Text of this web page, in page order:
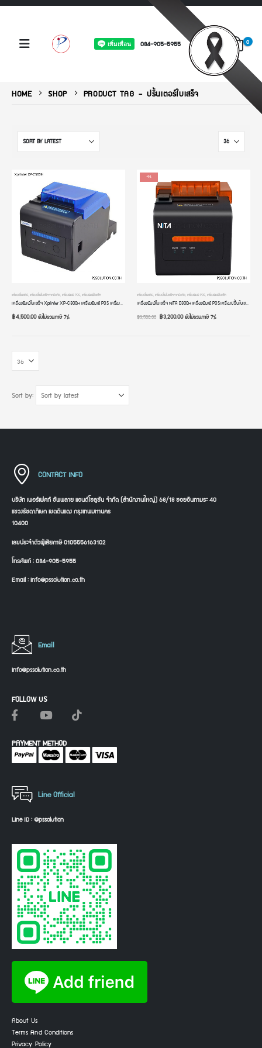
084-905-5955 0
HOME SHOP PRODUCT TAG -ปริ้นเตอร์ใบเสร็จ
เครื่องปริ้นสลิป เครื่องปริ้นใบเสร็จจากมือถือ เครื่องพิมพ์ POS เครื่องพิมพ์ใบเสร็จ
เครื่องพิมพ์ใบเสร็จ Xprinter XP-C300H เครื่องพิมพ์ POS เครื่องปริ้นใบเสร็จ ขนาด 80mm/58mm ระบบความร้อน USB+LAN+RS232 มีไฟ มีเสียงแจ้งเตือน
฿4,500.00ยังไม่รวมภาษี 7%
-9%
เครื่องปริ้นสลิป เครื่องปริ้นใบเสร็จจากมือถือ เครื่องพิมพ์ POS เครื่องพิมพ์ใบเสร็จ
เครื่องพิมพ์ใบเสร็จ NITA D300H เครื่องพิมพ์ POS เครื่องปริ้นใบเสร็จ ขนาด 3 นิ้ว 2 นิ้ว 80mm 58mm ระบบความร้อน USB+LAN+RS232 มีไฟ มีเสียง
฿3,500.00 ฿3,200.00ยังไม่รวมภาษี 7%
Sort by:
CONTACT INFO
บริษัท เพอร์เฟคท์ ซัพพลาย แอนด์โซลูชัน จำกัด (สำนักงานใหญ่) 68/18 ซอยอินทามระ 40
แขวงรัชดาภิเษก เขตดินแดง กรุงเทพมหานคร
10400
เลขประจำตัวผู้เสียภาษี 0105556163102
โทรศัพท์ : 084-905-5955
Email : info@pssolution.co.th
Line Official
Line ID : @pssolution
About Us
Terms And Conditions
Privacy Policy
Email
info@pssolution.co.th
FOLLOW US
PAYMENT METHOD